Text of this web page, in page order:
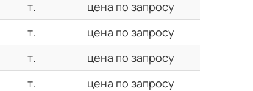
т.
цена по запросу
т.
цена по запросу
т.
цена по запросу
т.
цена по запросу